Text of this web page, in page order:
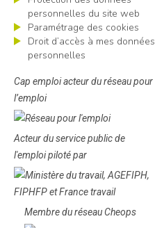
personnelles du site web
Paramétrage des cookies
Droit d’accès à mes données
personnelles
Cap emploi acteur du réseau pour
l’emploi
Acteur du service public de
l'emploi piloté par
Membre du réseau Cheops